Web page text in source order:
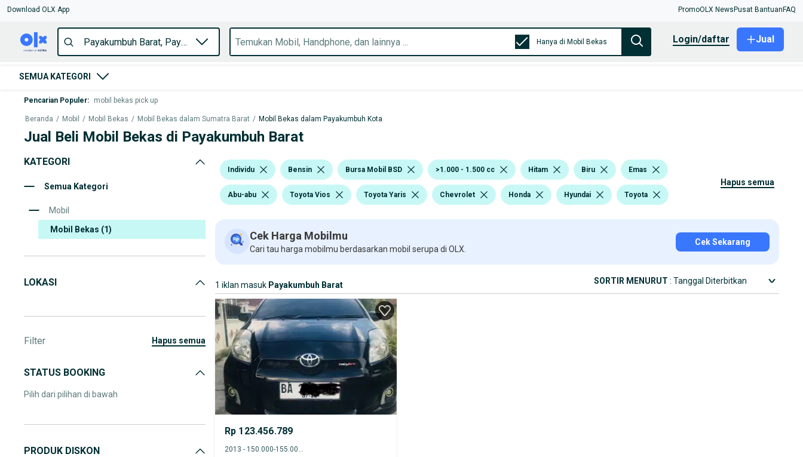
Download OLX App PromoOLX News Pusat Bantuan FAQ
Hanya di Mobil Bekas login/daftar Jual
SEMUA KATEGORI
Pencarian Populer: mobil bekas pick up
Beranda / Mobil / Mobil Bekas / Mobil Bekas dalam Sumatra Barat / Mobil Bekas dalam Payakumbuh Kota
Jual Beli Mobil Bekas di Payakumbuh Barat
KATEGORI
Semua Kategori
Mobil
Mobil Bekas (1)
LOKASI
Filter hapus semua
STATUS BOOKING
Pilih dari pilihan di bawah
PRODUK DISKON
Individu Bensin Bursa Mobil BSD >1.000 - 1.500 cc Hitam Biru Emas
Abu-abu Toyota Vios Toyota Yaris Chevrolet Honda Hyundai Toyota
hapus semua
Cek Harga Mobilmu
Cari tau harga mobilmu berdasarkan mobil serupa di OLX.
Cek Sekarang
1 iklan masuk Payakumbuh Barat SORTIR MENURUT : Tanggal Diterbitkan
Rp 123.456.789